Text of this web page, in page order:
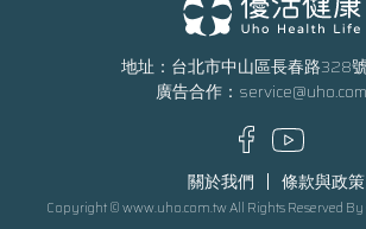
地址：台北市中山區長春路328
廣告合作：
關於我們 條款與政策
Copyright © www.uho.com.tw All Rights Reserved By